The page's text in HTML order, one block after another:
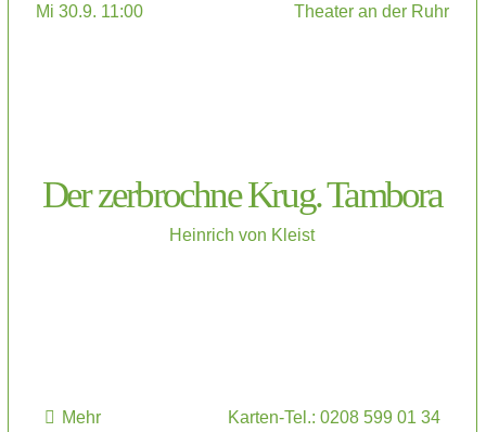
Mi 30.9. 11:00 Theater an der Ruhr
Der zerbrochne Krug. Tambora
Heinrich von Kleist
Mehr Karten-Tel.: 0208 599 01 34